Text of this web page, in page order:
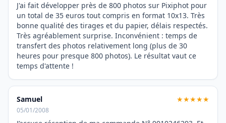
J'ai fait développer près de 800 photos sur Pixiphot pour
un total de 35 euros tout compris en format 10x13. Très
bonne qualité des tirages et du papier, délais respectés.
Très agréablement surprise. Inconvénient : temps de
transfert des photos relativement long (plus de 30
heures pour presque 800 photos). Le résultat vaut ce
temps d'attente !
Samuel ★★★★★
05/01/2008